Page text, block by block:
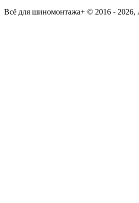
Всё для шиномонтажа+ © 2016 - 2026,